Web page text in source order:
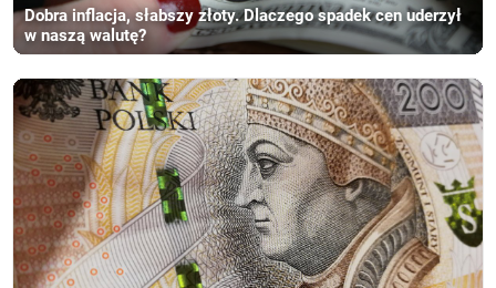
Dobra inflacja, słabszy złoty. Dlaczego spadek cen uderzył
w naszą walutę?